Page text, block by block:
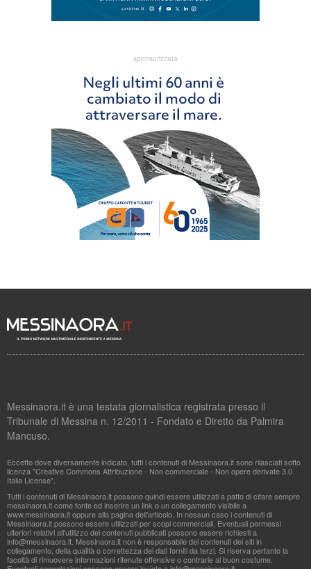
sponsorizzata
Messinaora.it è una testata giornalistica registrata presso il
Tribunale di Messina n. 12/2011 - Fondato e Diretto da Palmira
Mancuso.
Eccetto dove diversamente indicato, tutti i contenuti di Messinaora.it sono rilasciati sotto
licenza "Creative Commons Attribuzione - Non commerciale - Non opere derivate 3.0
Italia License".
Tutti i contenuti di Messinaora.it possono quindi essere utilizzati a patto di citare sempre
messinaora.it come fonte ed inserire un link o un collegamento visibile a
www.messinaora.it oppure alla pagina dell'articolo. In nessun caso i contenuti di
Messinaora.it possono essere utilizzati per scopi commerciali. Eventuali permessi
ulteriori relativi all'utilizzo dei contenuti pubblicati possono essere richiesti a
info@messinaora.it . Messinaora.it non è responsabile dei contenuti dei siti in
collegamento, della qualità o correttezza dei dati forniti da terzi. Si riserva pertanto la
facoltà di rimuovere informazioni ritenute offensive o contrarie al buon costume.